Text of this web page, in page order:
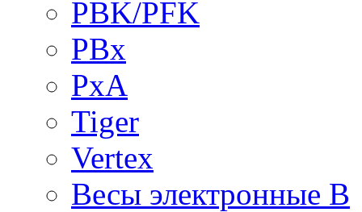
PBK/PFK
PBx
PxA
Tiger
Vertex
Весы электронные B